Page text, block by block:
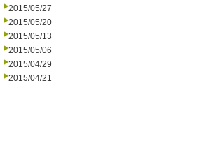
2015/05/27
2015/05/20
2015/05/13
2015/05/06
2015/04/29
2015/04/21